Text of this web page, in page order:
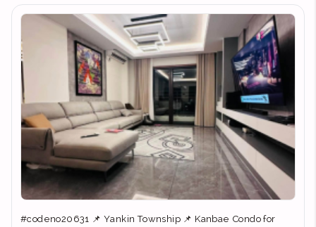
#codeno20631 📌 Yankin Township 📌 Kanbae Condo for